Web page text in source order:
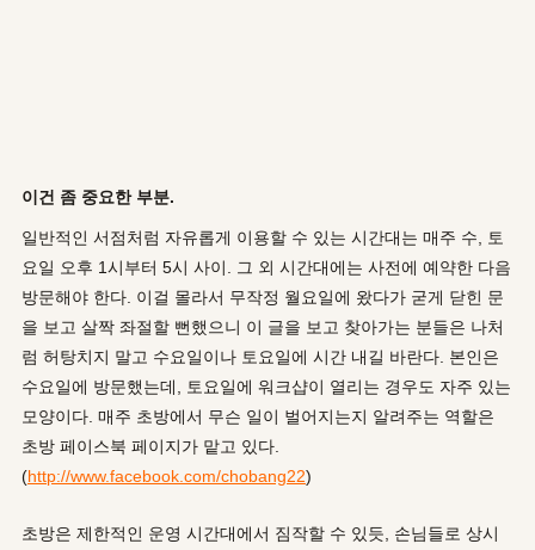
이건 좀 중요한 부분.
일반적인 서점처럼 자유롭게 이용할 수 있는 시간대는 매주 수, 토
요일 오후 1시부터 5시 사이. 그 외 시간대에는 사전에 예약한 다음
방문해야 한다. 이걸 몰라서 무작정 월요일에 왔다가 굳게 닫힌 문
을 보고 살짝 좌절할 뻔했으니 이 글을 보고 찾아가는 분들은 나처
럼 허탕치지 말고 수요일이나 토요일에 시간 내길 바란다. 본인은
수요일에 방문했는데, 토요일에 워크샵이 열리는 경우도 자주 있는
모양이다. 매주 초방에서 무슨 일이 벌어지는지 알려주는 역할은
초방 페이스북 페이지가 맡고 있다.
(http://www.facebook.com/chobang22)
초방은 제한적인 운영 시간대에서 짐작할 수 있듯, 손님들로 상시